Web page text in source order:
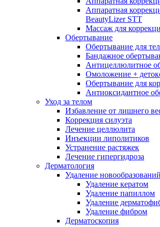
Аппаратная
BeautyLizer STT
Массаж для
Обертывание
Обертывание для
Бандажное
Антицеллюлитное
Омоложение +
Обертывание для
Антиоксидантное
Уход за телом
Избавление от лишнего
Коррекция силуэта
Лечение целлюлита
Инъекции липолитиков
Устранение растяжек
Лечение гипергидроза
Дерматология
Удаление новообразований
Удаление кератом
Удаление папиллом
Удаление
Удаление фибром
Дерматоскопия